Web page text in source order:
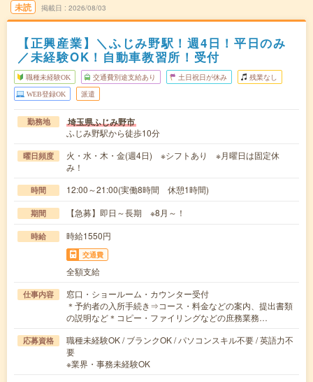
未読 掲載日 2026/08/03
【正興産業】＼ふじみ野駅！週4日！平日のみ
／未経験OK！自動車教習所！受付
職種未経験OK 交通費別途支給あり 土日祝日が休み 残業なし
WEB登録OK 派遣
勤務地 埼玉県ふじみ野市
ふじみ野駅から徒歩10分
曜日頻度
火・水・木・金(週4日) ※シフトあり ※月曜日は固定休
み！
時間 12:00～21:00(実働8時間 休憩1時間)
期間 【急募】即日～長期 ※8月～！
時給 時給1550円
交通費
全額支給
仕事内容
窓口・ショールーム・カウンター受付
＊予約者の入所手続き⇒コース・料金などの案内、提出書類
の説明など＊コピー・ファイリングなどの庶務業務…
応募資格
職種未経験OK / ブランクOK / パソコンスキル不要 / 英語力不
要
※業界・事務未経験OK